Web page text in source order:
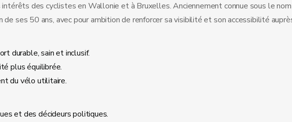
des cyclistes en Wallonie et à Bruxelles. Anciennement connue sous le
ses 50 ans, avec pour ambition de renforcer sa visibilité et son accessibilité
durable, sain et inclusif.
plus équilibrée.
du vélo utilitaire.
et des décideurs politiques.